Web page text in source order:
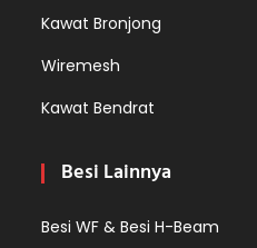
Kawat Bronjong
Wiremesh
Kawat Bendrat
Besi Lainnya
Besi WF & Besi H-Beam